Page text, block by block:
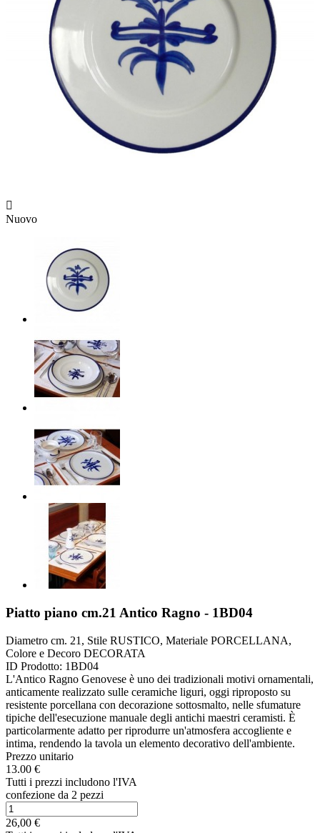

Nuovo
Piatto piano cm.21 Antico Ragno - 1BD04
Diametro cm. 21, Stile RUSTICO, Materiale PORCELLANA,
Colore e Decoro DECORATA
ID Prodotto: 1BD04
L'Antico Ragno Genovese è uno dei tradizionali motivi ornamentali,
anticamente realizzato sulle ceramiche liguri, oggi riproposto su
resistente porcellana con decorazione sottosmalto, nelle sfumature
tipiche dell'esecuzione manuale degli antichi maestri ceramisti. È
particolarmente adatto per riprodurre un'atmosfera accogliente e
intima, rendendo la tavola un elemento decorativo dell'ambiente.
Prezzo unitario
13.00 €
Tutti i prezzi includono l'IVA
confezione da 2 pezzi
26,00 €